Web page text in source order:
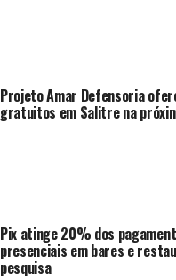
Projeto Amar Defensoria
gratuitos em Salitre na
Pix atinge 20% dos
presenciais em bares e
pesquisa